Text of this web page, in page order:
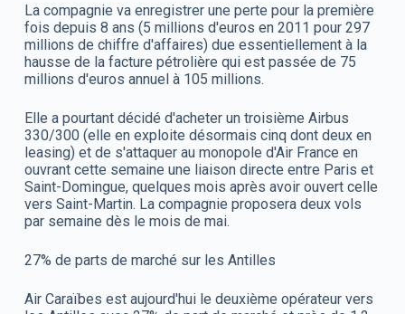
La compagnie va enregistrer une perte pour la première
fois depuis 8 ans (5 millions d'euros en 2011 pour 297
millions de chiffre d'affaires) due essentiellement à la
hausse de la facture pétrolière qui est passée de 75
millions d'euros annuel à 105 millions.
Elle a pourtant décidé d'acheter un troisième Airbus
330/300 (elle en exploite désormais cinq dont deux en
leasing) et de s'attaquer au monopole d'Air France en
ouvrant cette semaine une liaison directe entre Paris et
Saint-Domingue, quelques mois après avoir ouvert celle
vers Saint-Martin. La compagnie proposera deux vols
par semaine dès le mois de mai.
27% de parts de marché sur les Antilles
Air Caraïbes est aujourd'hui le deuxième opérateur vers